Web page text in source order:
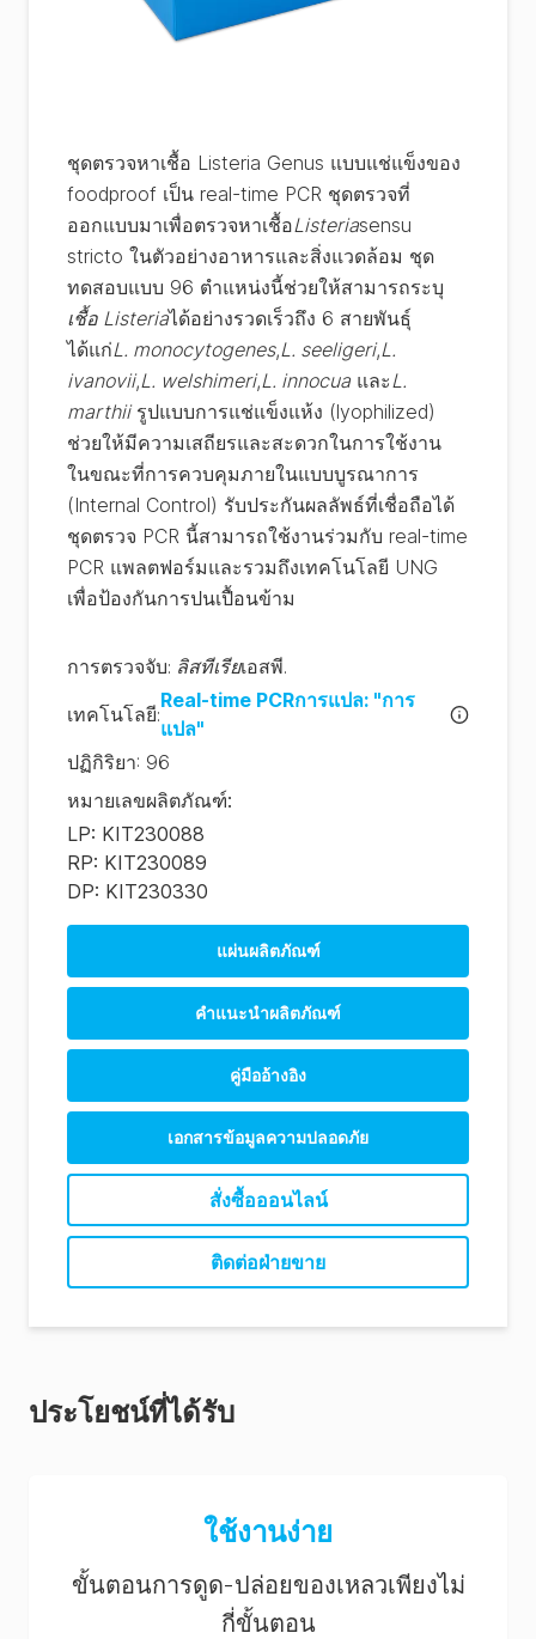
ชุดตรวจหาเชื้อ Listeria Genus แบบแช่แข็งของ
foodproof เป็น real-time PCR ชุดตรวจที่
ออกแบบมาเพื่อตรวจหาเชื้อListeriasensu
stricto ในตัวอย่างอาหารและสิ่งแวดล้อม ชุด
ทดสอบแบบ 96 ตำแหน่งนี้ช่วยให้สามารถระบุ
เชื้อ Listeriaได้อย่างรวดเร็วถึง 6 สายพันธุ์
ได้แก่L. monocytogenes,L. seeligeri,L.
ivanovii,L. welshimeri,L. innocua และL.
marthiiรูปแบบการแช่แข็งแห้ง (lyophilized)
ช่วยให้มีความเสถียรและสะดวกในการใช้งาน
ในขณะที่การควบคุมภายในแบบบูรณาการ
(Internal Control) รับประกันผลลัพธ์ที่เชื่อถือได้
ชุดตรวจ PCR นี้สามารถใช้งานร่วมกับ real-time
PCR แพลตฟอร์มและรวมถึงเทคโนโลยี UNG
เพื่อป้องกันการปนเปื้อนข้าม
การตรวจจับ: ลิสทีเรียเอสพี.
เทคโนโลยี:
Real-time PCRการแปล: "การ
แปล"
ปฏิกิริยา: 96
หมายเลขผลิตภัณฑ์:
LP: KIT230088
RP: KIT230089
DP: KIT230330
แผ่นผลิตภัณฑ์
คําแนะนําผลิตภัณฑ์
คู่มืออ้างอิง
เอกสารข้อมูลความปลอดภัย
สั่งซื้อออนไลน์
ติดต่อฝ่ายขาย
ประโยชน์ที่ได้รับ
ใช้งานง่าย
ขั้นตอนการดูด-ปล่อยของเหลวเพียงไม่
กี่ขั้นตอน